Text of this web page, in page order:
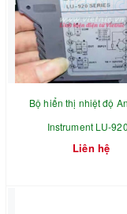
Bộ hiển thị nhiệt độ
Instrument LU-
Liên hệ